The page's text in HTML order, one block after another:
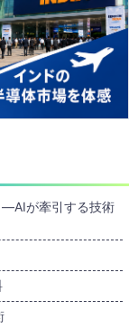
が牽引する技術